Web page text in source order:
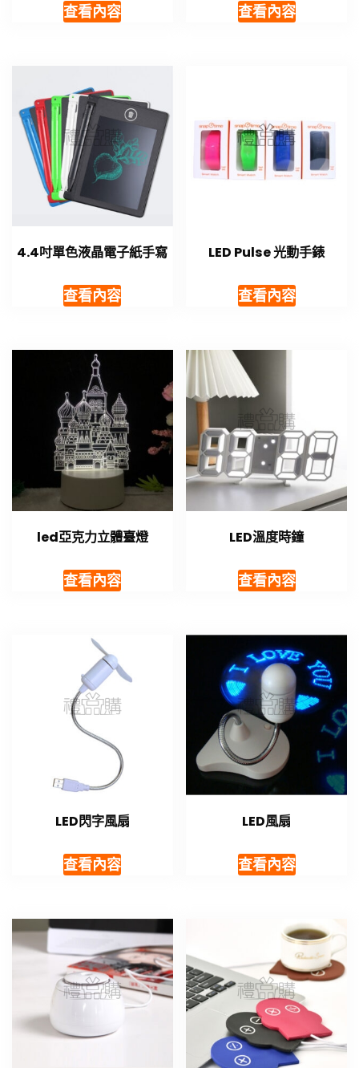
查看內容 查看內容
4.4吋單色液晶電子紙手寫
查看內容
LED Pulse 光動手錶
查看內容
led亞克力立體臺燈
查看內容
LED溫度時鐘
查看內容
LED閃字風扇
查看內容
LED風扇
查看內容